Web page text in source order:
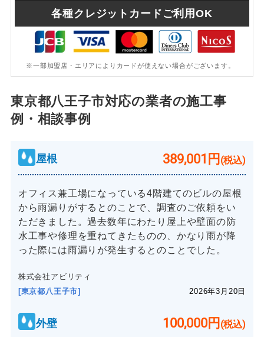
各種クレジットカードご利用OK
※一部加盟店・エリアによりカードが使えない場合がございます。
東京都八王子市対応の業者の施工事
例・相談事例
屋根 389,001円(税込)
オフィス兼工場になっている4階建てのビルの屋根
から雨漏りがするとのことで、調査のご依頼をい
ただきました。過去数年にわたり屋上や壁面の防
水工事や修理を重ねてきたものの、かなり雨が降
った際には雨漏りが発生するとのことでした。
株式会社アビリティ
[東京都八王子市]
2026年3月20日
外壁 100,000円 (税込)